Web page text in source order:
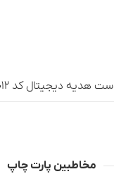
ست هدیه دیجیتال کد PD۰۱۲
مخاطبین پارت چاپ